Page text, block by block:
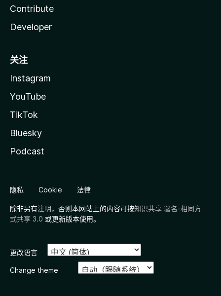
Contribute
Developer
关注
Instagram
YouTube
TikTok
Bluesky
Podcast
隐私 Cookie 法律
除非另有注明，否则本网站上的内容可按知识共享 署名-相同方
式共享 3.0 或更新版本使用。
更改语言
Change theme